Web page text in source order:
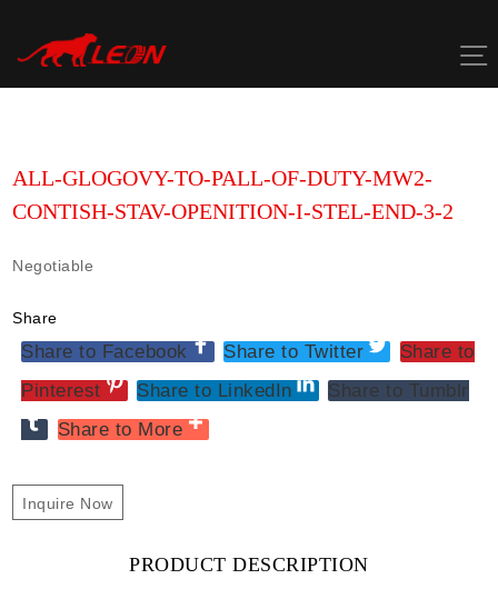
content
ALL-GLOGOVY-TO-PALL-OF-DUTY-MW2-
CONTISH-STAV-OPENITION-I-STEL-END-3-2
Negotiable
Share
Share to Facebook Share to Twitter
Share to
Pinterest
Share to LinkedIn
Share to Tumblr
Share to More
Inquire Now
PRODUCT DESCRIPTION